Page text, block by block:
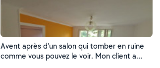
Avent après d'un salon qui tomber en ruine
comme vous pouvez le voir. Mon client a